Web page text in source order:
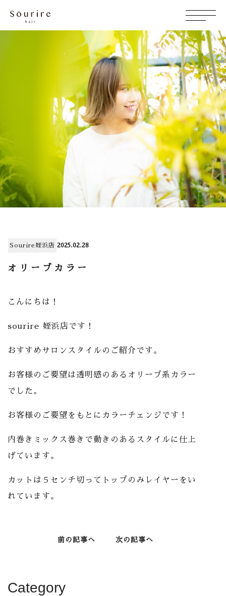
Sourire姪浜店 2025.02.28
オリーブカラー
こんにちは！
sourire 姪浜店です！
おすすめサロンスタイルのご紹介です。
お客様のご要望は透明感のあるオリーブ系カラー
でした。
お客様のご要望をもとにカラーチェンジです！
内巻きミックス巻きで動きのあるスタイルに仕上
げています。
カットは５センチ切ってトップのみレイヤーをい
れています。
前の記事へ 次の記事へ
Category